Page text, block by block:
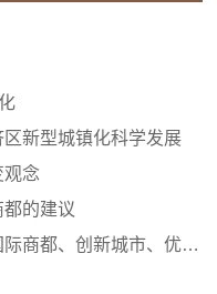
新型城镇化科学发展
念
的建议
、创新城市、优美绿城...